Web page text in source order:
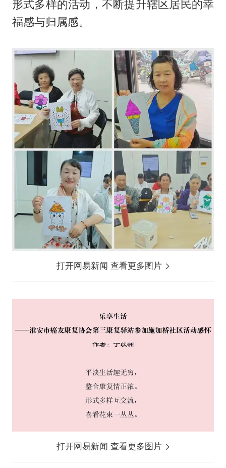
形式多样的活动，不断提升辖区居民的幸
福感与归属感。
打开网易新闻 查看更多图片
打开网易新闻 查看更多图片